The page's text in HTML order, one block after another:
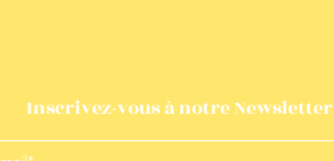
Inscrivez-vous à notre Newsletter